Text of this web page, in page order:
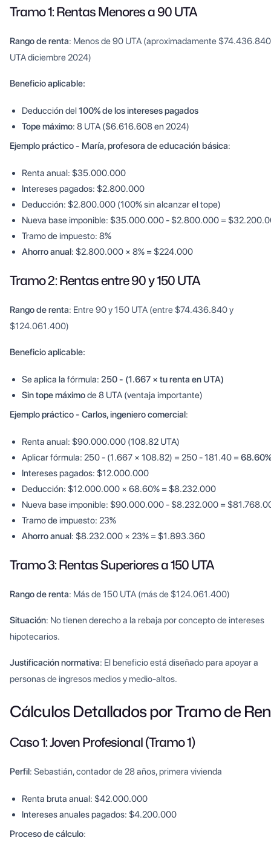
Tramo 1: Rentas Menores a 90 UTA
Rango de renta: Menos de 90 UTA (aproximadamente
UTA diciembre 2024)
Beneficio aplicable:
Deducción del100% de los intereses pagados
Tope máximo: 8 UTA ($6.616.608 en 2024)
Ejemplo práctico - María, profesora de educación básica:
Renta anual: $35.000.000
Intereses pagados: $2.800.000
Deducción: $2.800.000 (100% sin alcanzar el tope)
Nueva base imponible: $35.000.000 - $2.800.000 =
Tramo de impuesto: 8%
Ahorro anual: $2.800.000 × 8% = $224.000
Tramo 2: Rentas entre 90 y 150 UTA
Rango de renta: Entre 90 y 150 UTA (entre $74.436.840 y
$124.061.400)
Beneficio aplicable:
Se aplica la fórmula: 250 - (1.667 × tu renta en UTA)
Sin tope máximode 8 UTA (ventaja importante)
Ejemplo práctico - Carlos, ingeniero comercial:
Renta anual: $90.000.000 (108.82 UTA)
Aplicar fórmula: 250 - (1.667 × 108.82) = 250 - 181.40 = 68.60%
Intereses pagados: $12.000.000
Deducción: $12.000.000 × 68.60% = $8.232.000
Nueva base imponible: $90.000.000 - $8.232.000 =
Tramo de impuesto: 23%
Ahorro anual: $8.232.000 × 23% = $1.893.360
Tramo 3: Rentas Superiores a 150 UTA
Rango de renta: Más de 150 UTA (más de $124.061.400)
Situación: No tienen derecho a la rebaja por concepto de intereses
hipotecarios.
Justificación normativa: El beneficio está diseñado para apoyar a
personas de ingresos medios y medio-altos.
Cálculos Detallados por Tramo de
Caso 1: Joven Profesional (Tramo 1)
Perfil: Sebastián, contador de 28 años, primera vivienda
Renta bruta anual: $42.000.000
Intereses anuales pagados: $4.200.000
Proceso de cálculo: